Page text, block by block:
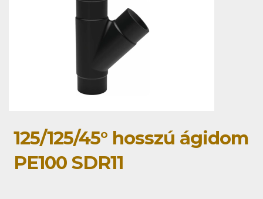
125/125/45° hosszú ágidom
PE100 SDR11